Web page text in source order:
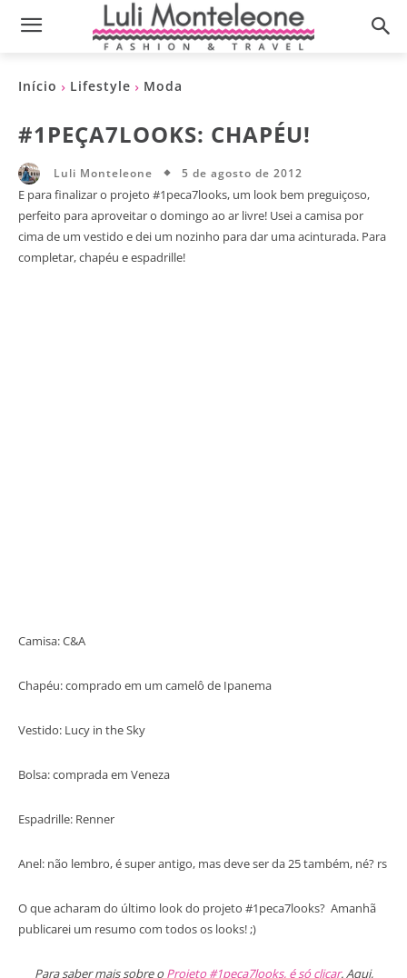
Início Lifestyle Moda
#1PEÇA7LOOKS: CHAPÉU!
Luli Monteleone 5 de agosto de 2012
E para finalizar o projeto #1peca7looks, um look bem preguiçoso,
perfeito para aproveitar o domingo ao ar livre! Usei a camisa por
cima de um vestido e dei um nozinho para dar uma acinturada. Para
completar, chapéu e espadrille!
Camisa: C&A
Chapéu: comprado em um camelô de Ipanema
Vestido: Lucy in the Sky
Bolsa: comprada em Veneza
Espadrille: Renner
Anel: não lembro, é super antigo, mas deve ser da 25 também, né? rs
O que acharam do último look do projeto #1peca7looks? Amanhã
publicarei um resumo com todos os looks! ;)
Para saber mais sobre o Projeto #1peca7looks, é só clicar. Aqui,